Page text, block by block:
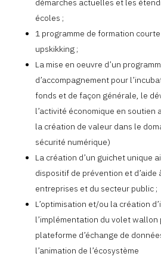
démarches actuelles et les
écoles ;
1 programme de formation
upskikking ;
La mise en oeuvre d’un
d’accompagnement pour
fonds et de façon générale, le
l’activité économique en soutien
la création de valeur dans le
sécurité numérique)
La création d’un guichet unique
dispositif de prévention et d’aide
entreprises et du secteur public ;
L’optimisation et/ou la création
l’implémentation du volet wallon
plateforme d’échange de
l’animation de l’écosystème